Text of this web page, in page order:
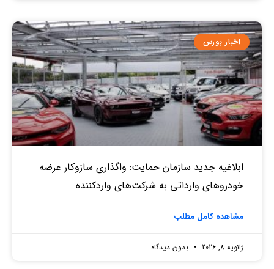
اخبار بورس
ابلاغیه جدید سازمان حمایت: واگذاری سازوکار عرضه
خودروهای وارداتی به شرکت‌های واردکننده
مشاهده کامل مطلب
ژانویه 8, 2026 بدون دیدگاه